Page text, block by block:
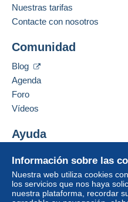
Información sobre las
Nuestra web utiliza cookies
los servicios que nos haya
nuestra plataforma, recordar
Nuestras tarifas
Contacte con nosotros
Comunidad
Blog
Agenda
Foro
Vídeos
Ayuda
Comprar en Delcampe
Vender en Delcampe
Una página securizada